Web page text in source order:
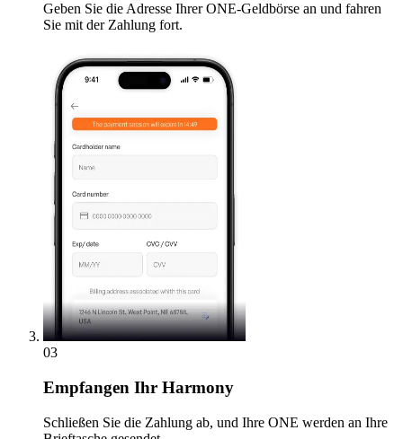
Geben Sie die Adresse Ihrer ONE-Geldbörse an und fahren
Sie mit der Zahlung fort.
03
Empfangen Ihr Harmony
Schließen Sie die Zahlung ab, und Ihre ONE werden an Ihre